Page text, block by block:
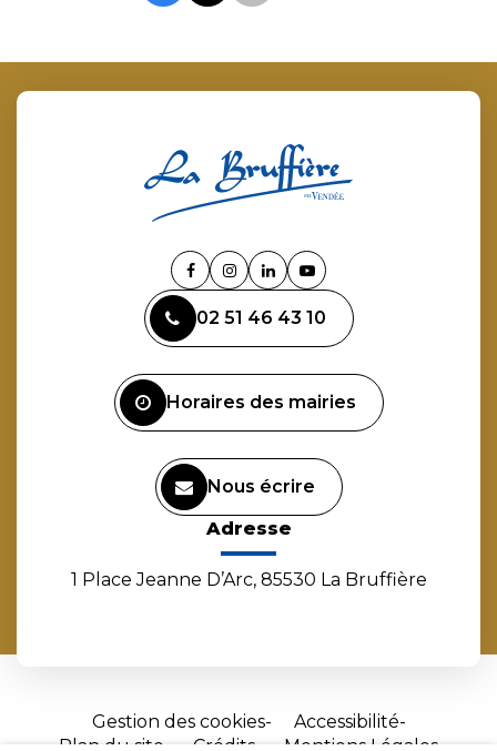
Lien
vers
le
compte
Lien
le
compte
Lien
le
compte
Lien
la
chaîne
02 51 46 43 10
Horaires des mairies
Nous écrire
Adresse
1 Place Jeanne D’Arc, 85530 La Bruffière
Gestion des cookies
Accessibilité
Plan du site
Crédits Mentions Légales